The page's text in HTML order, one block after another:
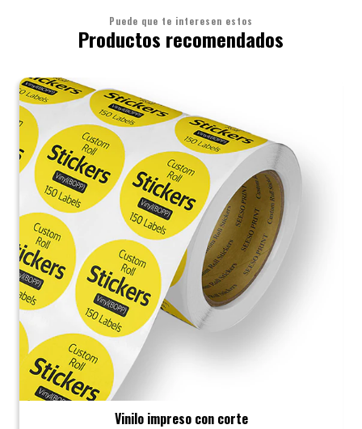
Puede que te interesen estos
Productos recomendados
Vinilo impreso con corte